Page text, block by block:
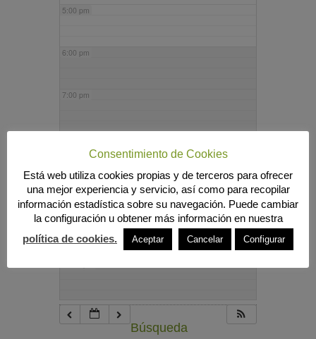
5:00 pm
6:00 pm
7:00 pm
9:00 pm
10:00 pm
Búsqueda
Consentimiento de Cookies
Está web utiliza cookies propias y de terceros para ofrecer
una mejor experiencia y servicio, así como para recopilar
información estadística sobre su navegación. Puede cambiar
la configuración u obtener más información en nuestra
política de cookies.
Aceptar Cancelar Configurar